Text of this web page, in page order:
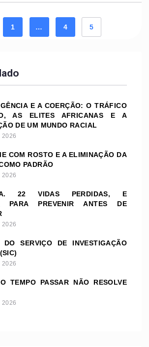
1 … 4 5
E A COERÇÃO: O TRÁFICO
AS ELITES AFRICANAS E A
DE UM MUNDO RACIAL
2026
COM ROSTO E A ELIMINAÇÃO DA
PADRÃO
2026
22 VIDAS PERDIDAS, E
PARA PREVENIR ANTES DE
2026
DO SERVIÇO DE INVESTIGAÇÃO
2026
TEMPO PASSAR NÃO RESOLVE
2026